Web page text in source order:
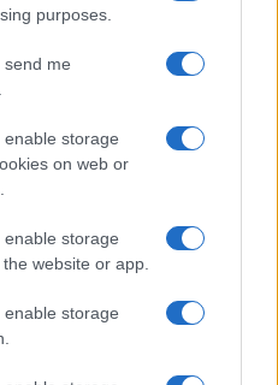
purposes.
send me
storage
on web or
storage
website or app.
storage